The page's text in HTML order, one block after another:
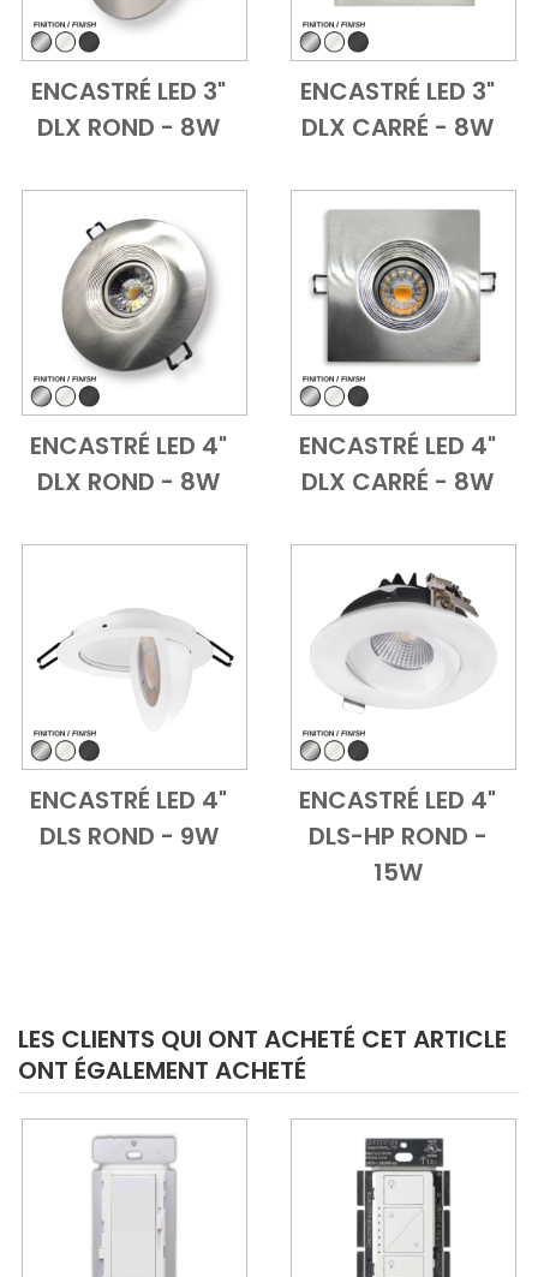
Add to CartVue d'ensemble
ENCASTRÉ LED 3"
DLX ROND - 8W
Add to Cart
Vue
ENCASTRÉ LED 3"
DLX CARRÉ - 8W
Add to CartVue d'ensemble
ENCASTRÉ LED 4"
DLX ROND - 8W
Add to Cart
Vue
ENCASTRÉ LED 4"
DLX CARRÉ - 8W
Add to CartVue d'ensemble
ENCASTRÉ LED 4"
DLS ROND - 9W
Add to Cart
Vue
ENCASTRÉ LED 4"
DLS-HP ROND -
15W
LES CLIENTS QUI ONT ACHETÉ CET ARTICLE
ONT ÉGALEMENT ACHETÉ